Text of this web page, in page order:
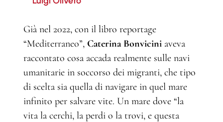
Già nel 2022, con il libro reportage
“Mediterraneo”, Caterina Bonvicini aveva
raccontato cosa accada realmente sulle navi
umanitarie in soccorso dei migranti, che tipo
di scelta sia quella di navigare in quel mare
infinito per salvare vite. Un mare dove “la
vita la cerchi, la perdi o la trovi, e questa